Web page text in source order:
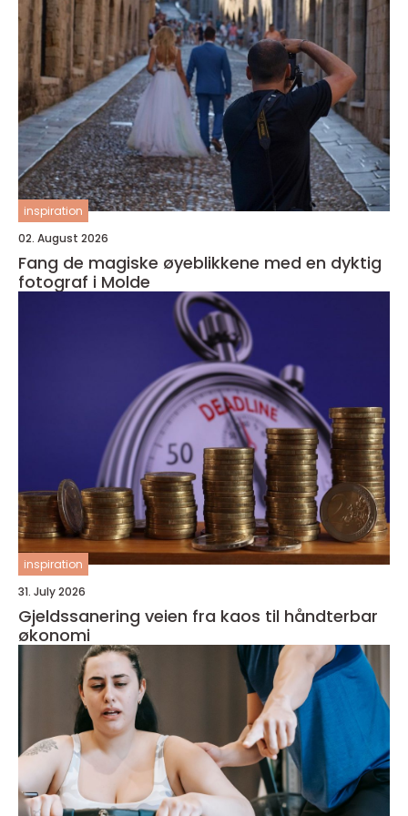
inspiration
02. August 2026
Fang de magiske øyeblikkene med en dyktig
fotograf i Molde
inspiration
31. July 2026
Gjeldssanering veien fra kaos til håndterbar
økonomi